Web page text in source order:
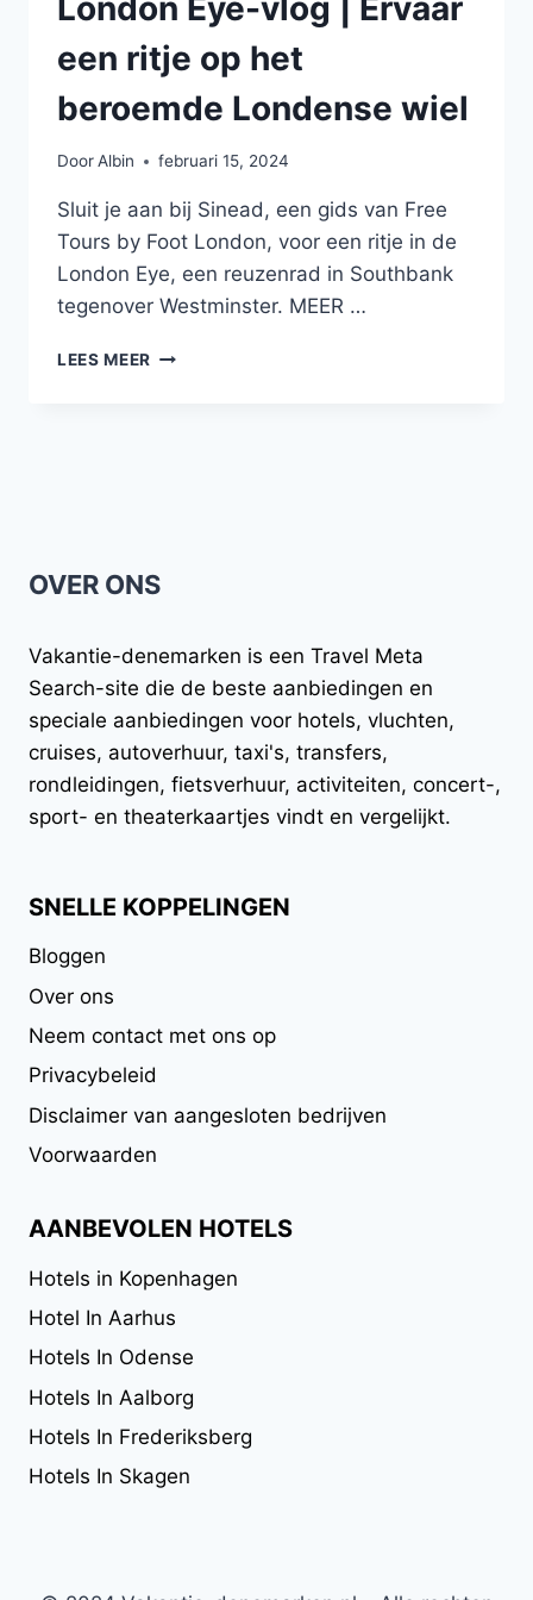
een ritje op het
beroemde Londense wiel
DoorAlbin februari 15, 2024
Sluit je aan bij Sinead, een gids van Free
Tours by Foot London, voor een ritje in de
London Eye, een reuzenrad in Southbank
tegenover Westminster. MEER …
LEES MEER LONDON
BEROEMDE
OVER ONS
Vakantie-denemarken is een Travel Meta
Search-site die de beste aanbiedingen en
speciale aanbiedingen voor hotels, vluchten,
cruises, autoverhuur, taxi's, transfers,
rondleidingen, fietsverhuur, activiteiten, concert-,
sport- en theaterkaartjes vindt en vergelijkt.
SNELLE KOPPELINGEN
Bloggen
Over ons
Neem contact met ons op
Privacybeleid
Disclaimer van aangesloten bedrijven
Voorwaarden
AANBEVOLEN HOTELS
Hotels in Kopenhagen
Hotel In Aarhus
Hotels In Odense
Hotels In Aalborg
Hotels In Frederiksberg
Hotels In Skagen